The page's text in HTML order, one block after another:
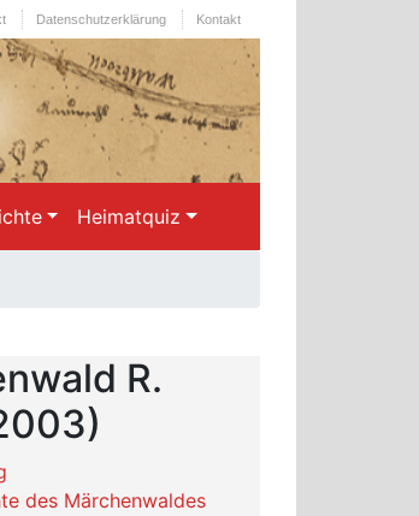
Kontakt
Datenschutzerklärung
Heimatquiz
R.
des Märchenwaldes